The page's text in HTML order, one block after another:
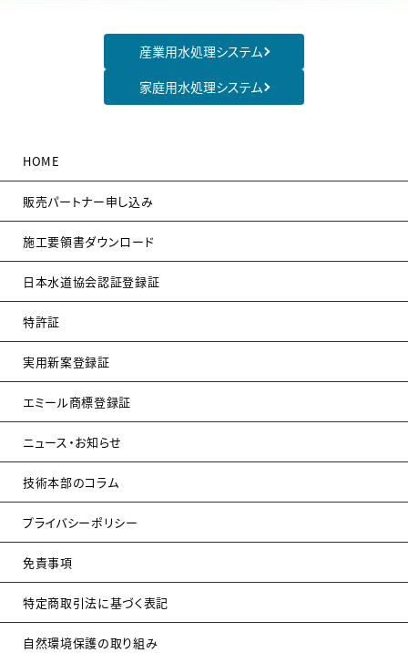
産業用水処理システム
家庭用水処理システム
HOME
販売パートナー申し込み
施工要領書ダウンロード
日本水道協会認証登録証
特許証
実用新案登録証
エミール商標登録証
ニュース・お知らせ
技術本部のコラム
プライバシーポリシー
免責事項
特定商取引法に基づく表記
自然環境保護の取り組み